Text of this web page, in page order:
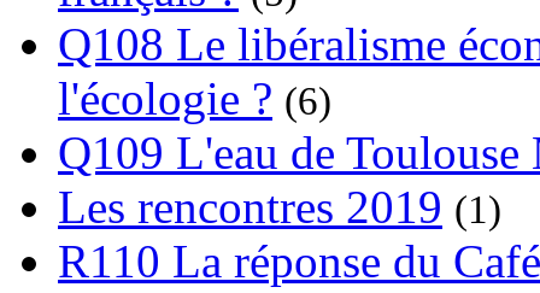
Q108 Le libéralisme
l'écologie ? (6)
Q109 L'eau de
Les rencontres 2019 (1)
R110 La réponse du